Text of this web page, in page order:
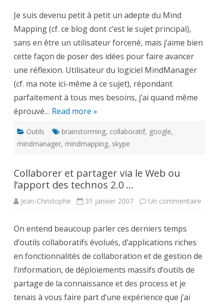
appliqué
au
Mind
Mapping
Je suis devenu petit à petit un adepte du Mind
Mapping (cf. ce blog dont c’est le sujet principal),
sans en être un utilisateur forcené, mais j’aime bien
cette façon de poser des idées pour faire avancer
une réflexion. Utilisateur du logiciel MindManager
(cf. ma note ici-même à ce sujet), répondant
parfaitement à tous mes besoins, j’ai quand même
éprouvé… Read more »
Outils brainstorming, collaboratif, google,
mindmanager, mindmapping, skype
Collaborer et partager via le Web ou
l’apport des technos 2.0 …
Jean-Christophe 31 janvier 2007 Un commentaire
des
On entend beaucoup parler ces derniers temps
d’outils collaboratifs évolués, d’applications riches
en fonctionnalités de collaboration et de gestion de
l’information, de déploiements massifs d’outils de
partage de la connaissance et des process et je
tenais à vous faire part d’une expérience que j’ai